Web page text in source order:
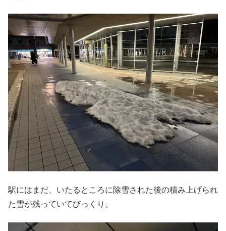
駅にはまだ、いたるところに除雪された後の積み上げられ
た雪が残っていてびっくり。